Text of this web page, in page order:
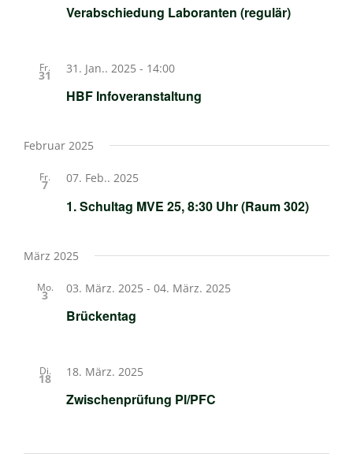
Verabschiedung Laboranten (regulär)
Fr.
31
HBF Infoveranstaltung
31. Jan.. 2025 - 14:00
Februar 2025
Fr.
7
1. Schultag MVE 25, 8:30 Uhr (Raum 302)
07. Feb.. 2025
März 2025
Mo.
3
Brückentag
03. März. 2025 - 04. März. 2025
Di.
18
Zwischenprüfung Pl/PFC
18. März. 2025